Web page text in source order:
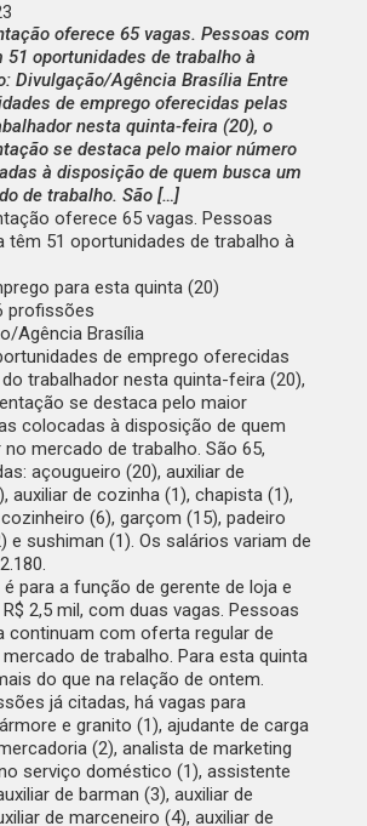
oferece 65 vagas. Pessoas com
oportunidades de trabalho à
Divulgação/Agência Brasília Entre
de emprego oferecidas pelas
nesta quinta-feira (20), o
se destaca pelo maior número
à disposição de quem busca um
de trabalho. São […]
oferece 65 vagas. Pessoas
têm 51 oportunidades de trabalho à
Agência Brasília
de emprego oferecidas
trabalhador nesta quinta-feira (20),
se destaca pelo maior
colocadas à disposição de quem
no mercado de trabalho. São 65,
açougueiro (20), auxiliar de
auxiliar de cozinha (1), chapista (1),
(6), garçom (15), padeiro
e sushiman (1). Os salários variam de
para a função de gerente de loja e
2,5 mil, com duas vagas. Pessoas
continuam com oferta regular de
de trabalho. Para esta quinta
do que na relação de ontem.
já citadas, há vagas para
e granito (1), ajudante de carga
(2), analista de marketing
serviço doméstico (1), assistente
de barman (3), auxiliar de
de marceneiro (4), auxiliar de